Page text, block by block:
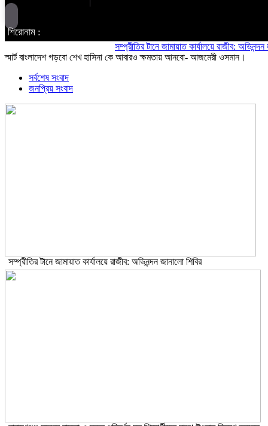
শিরোনাম :
সম্প্রীতির টানে জামায়াত কার্যালয়ে রাজীব: অভিনন্দন জানালো
স্মার্ট বাংলাদেশ গড়বো শেখ হাসিনা কে আবারও ক্ষমতায় আনবো- আজমেরী ওসমান।
সর্বশেষ সংবাদ
জনপ্রিয় সংবাদ
সম্প্রীতির টানে জামায়াত কার্যালয়ে রাজীব: অভিনন্দন জানালো শিবির